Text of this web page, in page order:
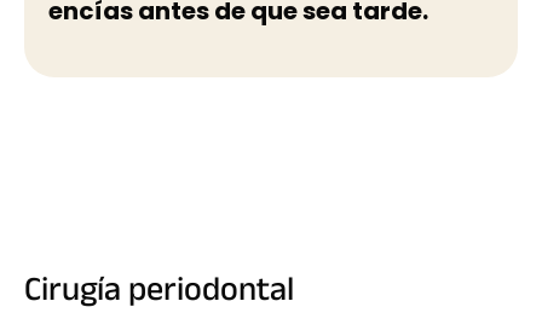
encías antes de que sea tarde.
Cirugía periodontal